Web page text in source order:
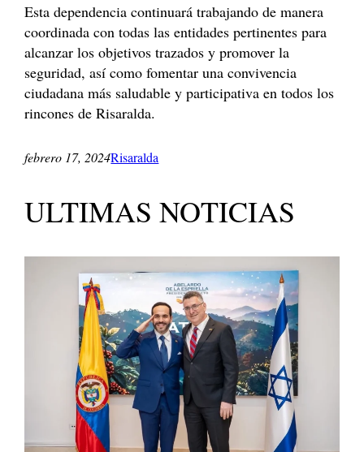
Esta dependencia continuará trabajando de manera
coordinada con todas las entidades pertinentes para
alcanzar los objetivos trazados y promover la
seguridad, así como fomentar una convivencia
ciudadana más saludable y participativa en todos los
rincones de Risaralda.
febrero 17, 2024Risaralda
ULTIMAS NOTICIAS